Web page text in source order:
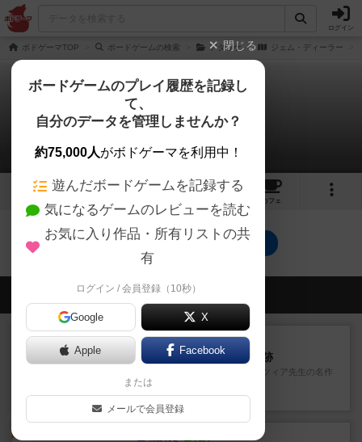
ログイン
ボドゲーマTOP ボードゲームの検索 アタッケ ジェム・ディーラー
ジェム・ディーラー
0件のレビュー
1
カフェ
ジェム・ディーラーのトップに戻る
会員の新しい投稿
レビュー
アルナックの失われし遺跡
アナログ対人プレイ数回。クニツィア先生の名作
「エルドラドを探して」にあ...
約2時間前by おーちゃん
閉じる
ボードゲームのプレイ履歴を記録し
て、
自分のデータを管理しませんか？
約75,000人がボドゲーマを利用中！
遊んだボードゲームを記録する
気になるゲームのレビューを読む
お気に入り作品・所有リストの共
有
ログイン / 会員登録（10秒）
Google X
Apple Facebook
または
メールで会員登録